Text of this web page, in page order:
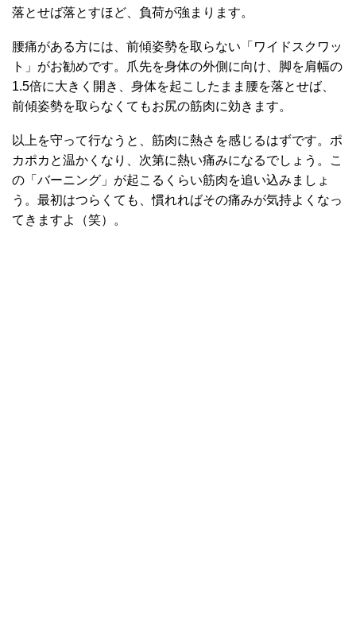
落とせば落とすほど、負荷が強まります。
腰痛がある方には、前傾姿勢を取らない「ワイドスクワッ
ト」がお勧めです。爪先を身体の外側に向け、脚を肩幅の
1.5倍に大きく開き、身体を起こしたまま腰を落とせば、
前傾姿勢を取らなくてもお尻の筋肉に効きます。
以上を守って行なうと、筋肉に熱さを感じるはずです。ポ
カポカと温かくなり、次第に熱い痛みになるでしょう。こ
の「バーニング」が起こるくらい筋肉を追い込みましょ
う。最初はつらくても、慣れればその痛みが気持よくなっ
てきますよ（笑）。